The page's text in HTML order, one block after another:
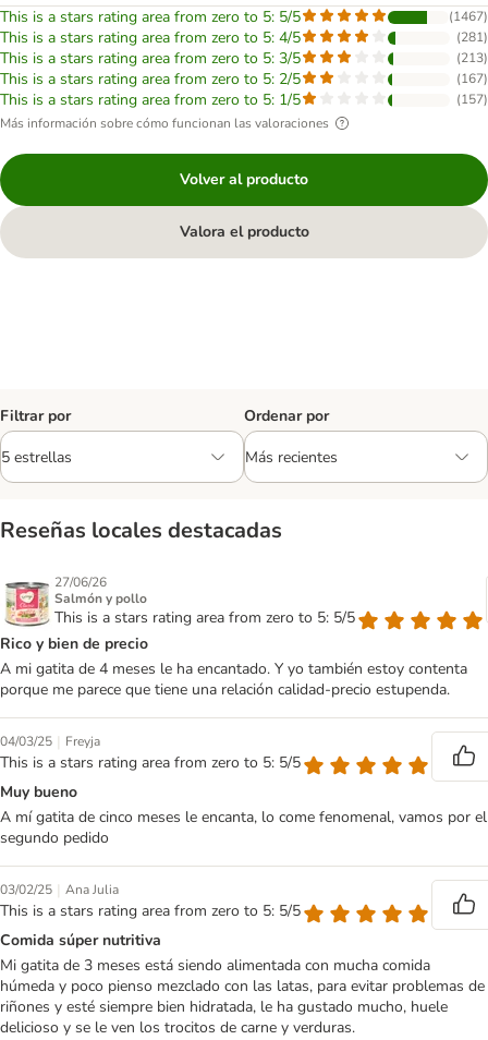
This is a stars rating area from zero to 5: 5/5 (1467)
This is a stars rating area from zero to 5: 4/5 (281)
This is a stars rating area from zero to 5: 3/5 (213)
This is a stars rating area from zero to 5: 2/5 (167)
This is a stars rating area from zero to 5: 1/5 (157)
Más información sobre cómo funcionan las valoraciones
Volver al producto
Valora el producto
Filtrar por Ordenar por
Reseñas locales destacadas
27/06/26
Salmón y pollo
This is a stars rating area from zero to 5: 5/5
Rico y bien de precio
A mi gatita de 4 meses le ha encantado. Y yo también estoy contenta
porque me parece que tiene una relación calidad-precio estupenda.
04/03/25 | Freyja
This is a stars rating area from zero to 5: 5/5
Muy bueno
A mí gatita de cinco meses le encanta, lo come fenomenal, vamos por el
segundo pedido
03/02/25 | Ana Julia
This is a stars rating area from zero to 5: 5/5
Comida súper nutritiva
Mi gatita de 3 meses está siendo alimentada con mucha comida
húmeda y poco pienso mezclado con las latas, para evitar problemas de
riñones y esté siempre bien hidratada, le ha gustado mucho, huele
delicioso y se le ven los trocitos de carne y verduras.